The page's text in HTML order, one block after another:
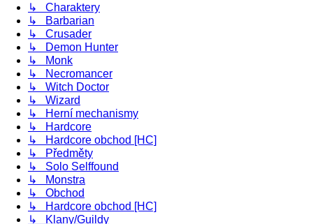
↳ Charaktery
↳ Barbarian
↳ Crusader
↳ Demon Hunter
↳ Monk
↳ Necromancer
↳ Witch Doctor
↳ Wizard
↳ Herní mechanismy
↳ Hardcore
↳ Hardcore obchod [HC]
↳ Předměty
↳ Solo Selffound
↳ Monstra
↳ Obchod
↳ Hardcore obchod [HC]
↳ Klany/Guildy